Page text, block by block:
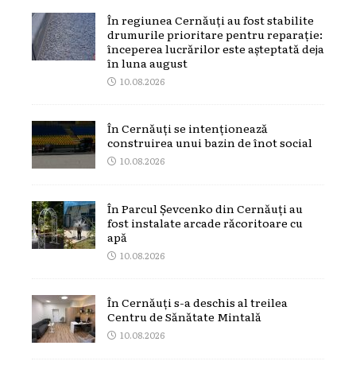
În regiunea Cernăuți au fost stabilite
drumurile prioritare pentru reparație:
începerea lucrărilor este așteptată deja
în luna august
10.08.2026
În Cernăuți se intenționează
construirea unui bazin de înot social
10.08.2026
În Parcul Șevcenko din Cernăuți au
fost instalate arcade răcoritoare cu
apă
10.08.2026
În Cernăuți s-a deschis al treilea
Centru de Sănătate Mintală
10.08.2026